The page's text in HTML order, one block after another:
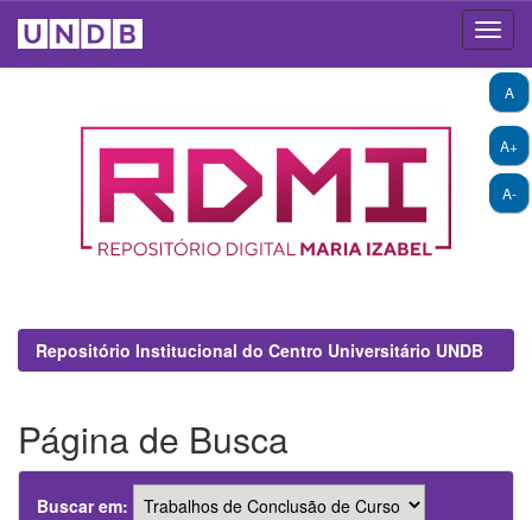
A+
A-
A
Repositório Institucional do Centro Universitário UNDB
Página de Busca
Buscar em: